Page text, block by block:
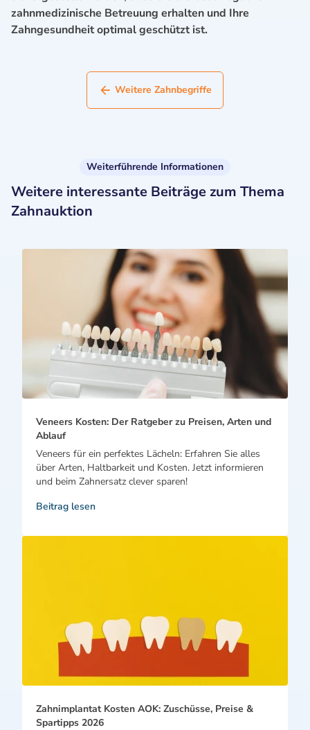
zahnmedizinische Betreuung erhalten und Ihre
Zahngesundheit optimal geschützt ist.
Weitere Zahnbegriffe
Weiterführende Informationen
Weitere interessante Beiträge zum Thema
Zahnauktion
Veneers Kosten: Der Ratgeber zu Preisen, Arten und
Ablauf
Veneers für ein perfektes Lächeln: Erfahren Sie alles
über Arten, Haltbarkeit und Kosten. Jetzt informieren
und beim Zahnersatz clever sparen!
Beitrag lesen
Zahnimplantat Kosten AOK: Zuschüsse, Preise &
Spartipps 2026